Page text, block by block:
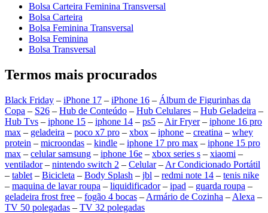
Bolsa Carteira Feminina Transversal
Bolsa Carteira
Bolsa Feminina Transversal
Bolsa Feminina
Bolsa Transversal
Termos mais procurados
Black Friday – iPhone 17 – iPhone 16 – Álbum de Figurinhas da
Copa – S26 – Hub de Conteúdo – Hub Celulares – Hub Geladeira –
Hub Tvs – iphone 15 – iphone 14 – ps5 – Air Fryer– iphone 16 pro
max – geladeira – poco x7 pro – xbox – iphone – creatina – whey
protein – microondas – kindle – iphone 17 pro max – iphone 15 pro
max – celular samsung – iphone 16e – xbox series s – xiaomi –
ventilador– nintendo switch 2 – Celular– Ar Condicionado Portátil
– tablet – Bicicleta – Body Splash – jbl – redmi note 14 – tenis nike
– maquina de lavar roupa – liquidificador– ipad – guarda roupa –
geladeira frost free – fogão 4 bocas – Armário de Cozinha – Alexa –
TV 50 polegadas – TV 32 polegadas